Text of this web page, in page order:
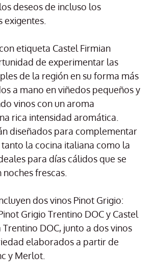
deseos de incluso los
exigentes.
etiqueta Castel Firmian
de experimentar las
de la región en su forma más
a mano en viñedos pequeños y
vinos con un aroma
rica intensidad aromática.
diseñados para complementar
la cocina italiana como la
para días cálidos que se
frescas.
dos vinos Pinot Grigio:
Grigio Trentino DOC y Castel
Trentino DOC, junto a dos vinos
elaborados a partir de
y Merlot.